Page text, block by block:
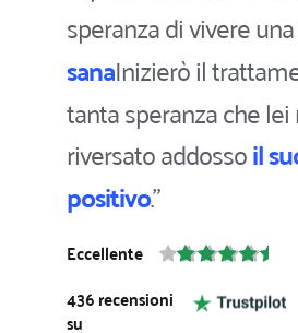
speranza di vivere
sanaInizierò il
tanta speranza che
riversato addosso il
positivo.”
Eccellente
436 recensioni
su